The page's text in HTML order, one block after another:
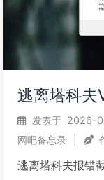
逃离塔科夫
发表于 2026-
网吧备忘录
逃离塔科夫报错